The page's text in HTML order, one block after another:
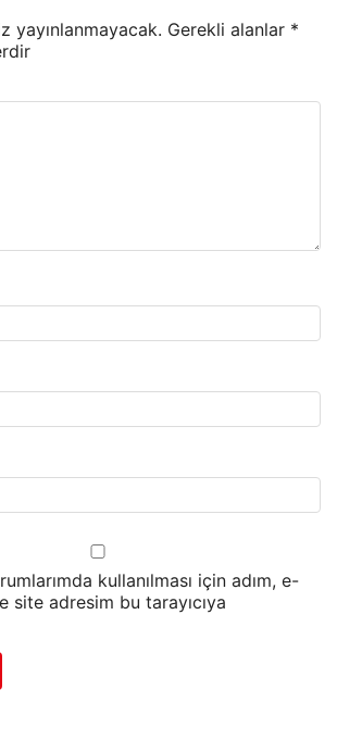
yayınlanmayacak. Gerekli alanlar *
kullanılması için adım, e-
site adresim bu tarayıcıya